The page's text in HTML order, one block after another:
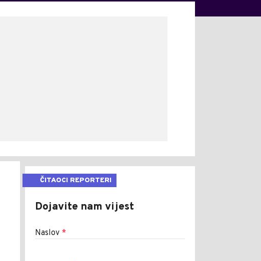
ČITAOCI REPORTERI
Dojavite nam vijest
Naslov *